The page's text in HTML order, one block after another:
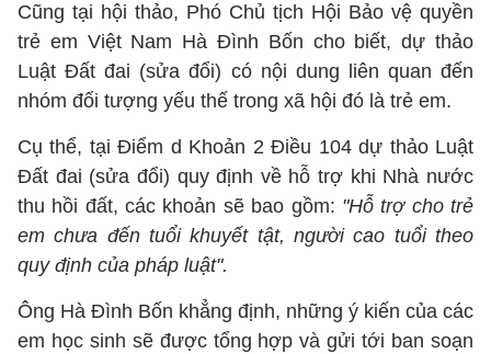
Cũng tại hội thảo, Phó Chủ tịch Hội Bảo vệ quyền
trẻ em Việt Nam Hà Đình Bốn cho biết, dự thảo
Luật Đất đai (sửa đổi) có nội dung liên quan đến
nhóm đối tượng yếu thế trong xã hội đó là trẻ em.
Cụ thể, tại Điểm d Khoản 2 Điều 104 dự thảo Luật
Đất đai (sửa đổi) quy định về hỗ trợ khi Nhà nước
thu hồi đất, các khoản sẽ bao gồm: "Hỗ trợ cho trẻ
em chưa đến tuổi khuyết tật, người cao tuổi theo
quy định của pháp luật".
Ông Hà Đình Bốn khẳng định, những ý kiến của các
em học sinh sẽ được tổng hợp và gửi tới ban soạn